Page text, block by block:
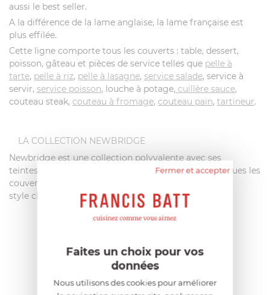
aussi le best seller.
A la différence de la lame anglaise, la lame française est
plus effilée.
Cette ligne comporte tous les couverts : table, dessert,
poisson, gâteau et pièces de service telles que pelle à
tarte, pelle à riz, pelle à lasagne, service salade, service à
servir, service poisson, louche à potage, cuillère sauce,
couteau steak, couteau à fromage, couteau pain, tartineur.
LA COLLECTION NEWBRIDGE
Newbridge est une collection polyvalente avec ses
teintes colorées. Moulés dans des formes ergonomiques les
couverts Newbridge procurent un
style classique et indémodable.
Fermer et accepter
Faites un choix pour vos
données
Nous utilisons des cookies pour améliorer